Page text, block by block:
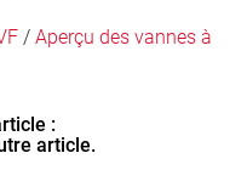
/ Aperçu des vannes à
:
article.